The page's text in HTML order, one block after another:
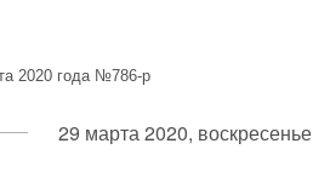
2020 года №786-р
29 марта 2020, воскресенье